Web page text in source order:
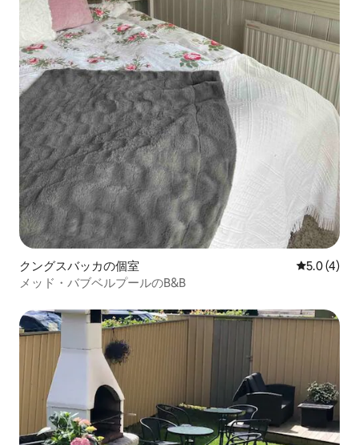
クングスバッカの個室 レビュー4
5.0 (4)
メッド・バブベルプールのB&B